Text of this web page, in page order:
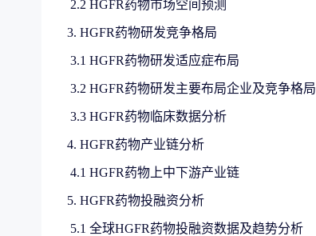
2.2 HGFR药物市场空间预测
3. HGFR药物研发竞争格局
3.1 HGFR药物研发适应症布局
3.2 HGFR药物研发主要布局企业及竞争格局
3.3 HGFR药物临床数据分析
4. HGFR药物产业链分析
4.1 HGFR药物上中下游产业链
5. HGFR药物投融资分析
5.1 全球HGFR药物投融资数据及趋势分析